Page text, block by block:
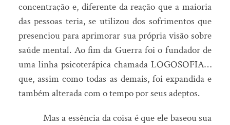
concentração e, diferente da reação que a maioria
das pessoas teria, se utilizou dos sofrimentos que
presenciou para aprimorar sua própria visão sobre
saúde mental. Ao fim da Guerra foi o fundador de
uma linha psicoterápica chamada LOGOSOFIA…
que, assim como todas as demais, foi expandida e
também alterada com o tempo por seus adeptos.
Mas a essência da coisa é que ele baseou sua